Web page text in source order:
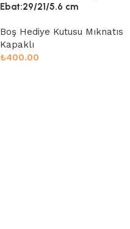
Ebat:29/21/5.6 cm
Boş Hediye Kutusu Mıknatıs
Kapaklı
₺400.00